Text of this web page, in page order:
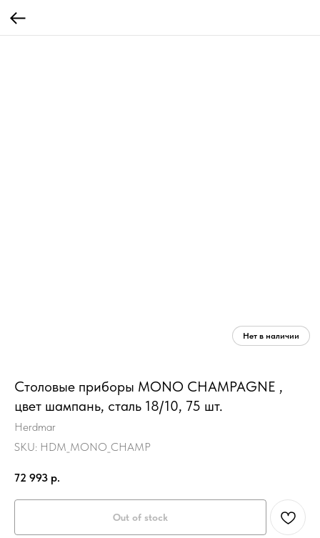
Столовые приборы MONO CHAMPAGNE ,
цвет шампань, сталь 18/10, 75 шт.
Herdmar
SKU: HDM_MONO_CHAMP
72 993 р.
Out of stock